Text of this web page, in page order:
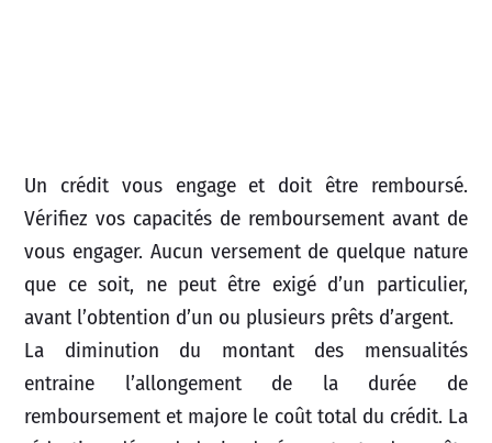
Un crédit vous engage et doit être remboursé.
Vérifiez vos capacités de remboursement avant de
vous engager. Aucun versement de quelque nature
que ce soit, ne peut être exigé d’un particulier,
avant l’obtention d’un ou plusieurs prêts d’argent.
La diminution du montant des mensualités
entraine l’allongement de la durée de
remboursement et majore le coût total du crédit. La